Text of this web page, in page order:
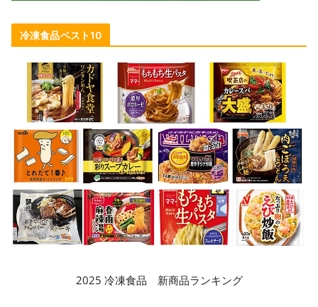
冷凍食品ベスト10
2025 冷凍食品 新商品ランキング